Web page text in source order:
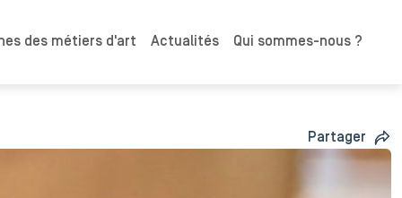
des métiers d'art Actualités Qui sommes-nous ?
Partager